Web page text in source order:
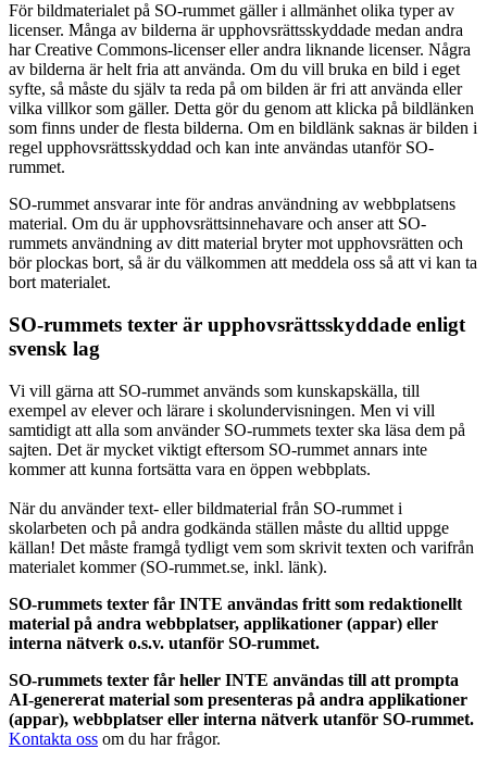
För bildmaterialet på SO-rummet gäller i allmänhet olika typer av
licenser. Många av bilderna är upphovsrättsskyddade medan andra
har Creative Commons-licenser eller andra liknande licenser. Några
av bilderna är helt fria att använda. Om du vill bruka en bild i eget
syfte, så måste du själv ta reda på om bilden är fri att använda eller
vilka villkor som gäller. Detta gör du genom att klicka på bildlänken
som finns under de flesta bilderna. Om en bildlänk saknas är bilden i
regel upphovsrättsskyddad och kan inte användas utanför SO-
rummet.
SO-rummet ansvarar inte för andras användning av webbplatsens
material. Om du är upphovsrättsinnehavare och anser att SO-
rummets användning av ditt material bryter mot upphovsrätten och
bör plockas bort, så är du välkommen att meddela oss så att vi kan ta
bort materialet.
SO-rummets texter är upphovsrättsskyddade enligt
svensk lag
Vi vill gärna att SO-rummet används som kunskapskälla, till
exempel av elever och lärare i skolundervisningen. Men vi vill
samtidigt att alla som använder SO-rummets texter ska läsa dem på
sajten. Det är mycket viktigt eftersom SO-rummet annars inte
kommer att kunna fortsätta vara en öppen webbplats.
När du använder text- eller bildmaterial från SO-rummet i
skolarbeten och på andra godkända ställen måste du alltid uppge
källan! Det måste framgå tydligt vem som skrivit texten och varifrån
materialet kommer (SO-rummet.se, inkl. länk).
SO-rummets texter får INTE användas fritt som redaktionellt
material på andra webbplatser, applikationer (appar) eller
interna nätverk o.s.v. utanför SO-rummet.
SO-rummets texter får heller INTE användas till att prompta
AI-genererat material som presenteras på andra applikationer
(appar), webbplatser eller interna nätverk utanför SO-rummet.
Kontakta oss om du har frågor.